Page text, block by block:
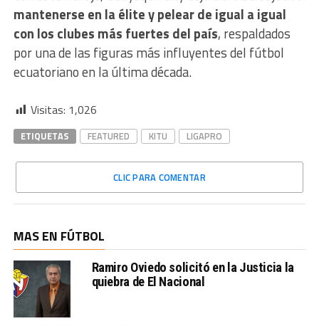
mantenerse en la élite y pelear de igual a igual
con los clubes más fuertes del país, respaldados
por una de las figuras más influyentes del fútbol
ecuatoriano en la última década.
Visitas: 1,026
ETIQUETAS FEATURED KITU LIGAPRO
CLIC PARA COMENTAR
MAS EN FÚTBOL
Ramiro Oviedo solicitó en la Justicia la
quiebra de El Nacional